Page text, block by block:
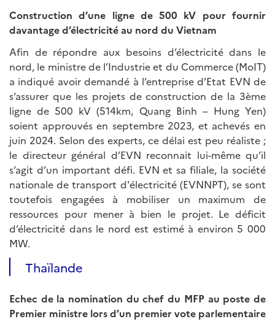
Construction d’une ligne de 500 kV pour fournir
davantage d’électricité au nord du Vietnam
Afin de répondre aux besoins d’électricité dans le
nord, le ministre de l’Industrie et du Commerce (MoIT)
a indiqué avoir demandé à l’entreprise d’Etat EVN de
s’assurer que les projets de construction de la 3ème
ligne de 500 kV (514km, Quang Binh – Hung Yen)
soient approuvés en septembre 2023, et achevés en
juin 2024. Selon des experts, ce délai est peu réaliste ;
le directeur général d’EVN reconnait lui-même qu’il
s’agit d’un important défi. EVN et sa filiale, la société
nationale de transport d'électricité (EVNNPT), se sont
toutefois engagées à mobiliser un maximum de
ressources pour mener à bien le projet. Le déficit
d’électricité dans le nord est estimé à environ 5 000
MW.
Thaïlande
Echec de la nomination du chef du MFP au poste de
Premier ministre lors d’un premier vote parlementaire